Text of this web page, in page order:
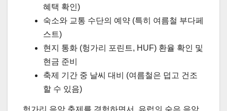
혜택 확인)
숙소와 교통 수단의 예약 (특히 여름철 부다페
스트)
현지 통화 (헝가리 포린트, HUF) 환율 확인 및
현금 준비
축제 기간 중 날씨 대비 (여름철은 덥고 건조
할 수 있음)
헝가리 음악 축제를 경험하면서, 유럽의 숨은 음악